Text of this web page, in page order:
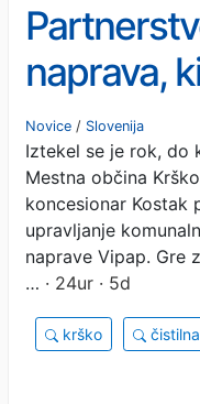
naprava,
glavobol
Novice / Slovenija
Iztekel se je rok, do
Mestna občina
koncesionar Kostak
upravljanje
naprave Vipap. Gre
… · 24ur · 5d
krško